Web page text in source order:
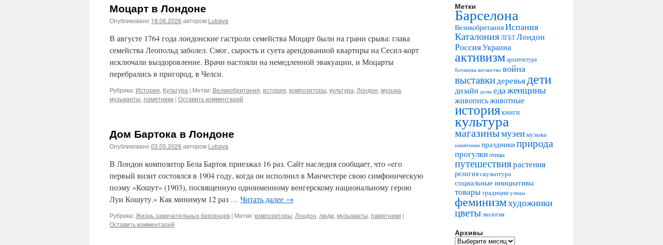
Моцарт в Лондоне
Опубликовано 18.06.2026 автором Lubava
В августе 1764 года лондонские гастроли семейства Моцарт были на грани срыва: глава
семейства Леопольд заболел. Смог, сырость и суета арендованной квартиры на Сесил-корт
исключали выздоровление. Врачи настояли на немедленной эвакуации, и Моцарты
перебрались в пригород, в Челси.
Рубрика: История, Культура | Метки: Великобритания, история, композиторы, культура, Лондон, музыка,
музыканты, памятники | Оставить комментарий
Дом Бартока в Лондоне
Опубликовано 03.05.2026 автором Lubava
В Лондон композитор Бела Барток приезжал 16 раз. Сайт наследия сообщает, что «eго
первый визит состоялся в 1904 году, когда он исполнил в Манчестере свою симфоническую
поэму «Кошут» (1903), посвященную одноименному венгерскому национальному герою
Луи Кошуту.» Как минимум 12 раз … Читать далее →
Рубрика:Жизнь замечательных бергенцев | Метки:композиторы, Лондон, люди, музыканты, памятники |
Оставить комментарий
Метки
Барселона
ВеликобританияИспания
Каталония ЛГБТ Лондон
РоссияУкраина
активизм архитектура
ботаника веганство война
выставкидеревьядети
дизайн дома едаженщины
живописьживотные
историякниги
культура
магазинымузеимузыка
памятники праздникиприрода
прогулкиптицы
путешествиярастения
религияскульптура
социальные инициативы
товарытрадиции улицы
феминизмхудожники
цветы экология
Архивы
Архивы